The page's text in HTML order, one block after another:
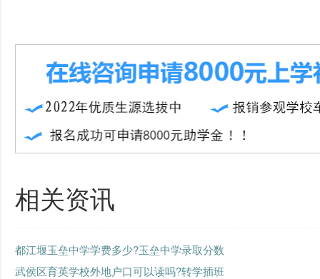
相关资讯
都江堰玉垒中学学费多少?玉垒中学录取分数
武侯区育英学校外地户口可以读吗?转学插班